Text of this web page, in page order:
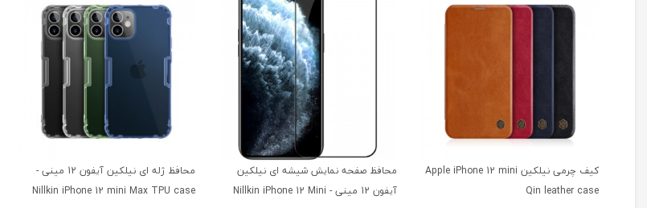
کیف چرمی نیلکین Apple iPhone 12 mini
Qin leather case
محافظ صفحه نمایش شیشه‌ ای نیلکین
آیفون 12 مینی - Nillkin iPhone 12 Mini
محافظ ژله ای نیلکین آیفون 12 مینی -
Nillkin iPhone 12 mini Max TPU case